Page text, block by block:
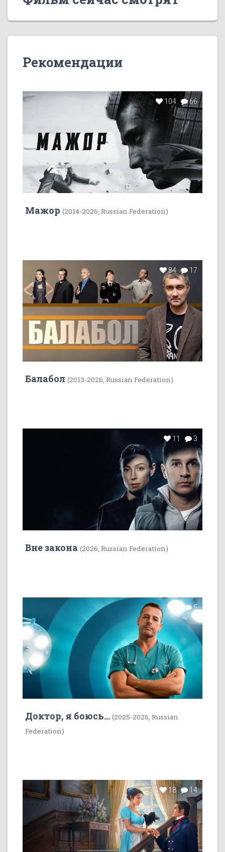
Рекомендации
104 66
Мажор (2014-2026, Russian Federation)
84 17
Балабол (2013-2026, Russian Federation)
11 3
Вне закона (2026, Russian Federation)
7 5
Доктор, я боюсь... (2025-2026, Russian
Federation)
18 14